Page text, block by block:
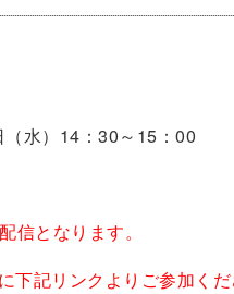
水）14：30～15：00
信となります。
下記リンクよりご参加くだ